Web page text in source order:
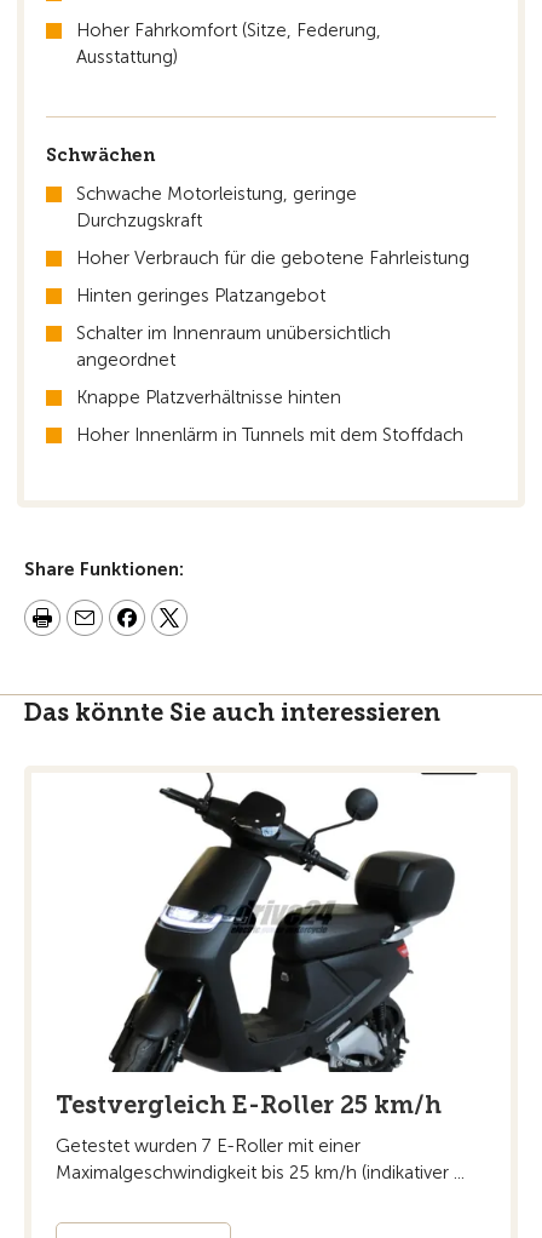
Hoher Fahrkomfort (Sitze, Federung,
Ausstattung)
Schwächen
Schwache Motorleistung, geringe
Durchzugskraft
Hoher Verbrauch für die gebotene Fahrleistung
Hinten geringes Platzangebot
Schalter im Innenraum unübersichtlich
angeordnet
Knappe Platzverhältnisse hinten
Hoher Innenlärm in Tunnels mit dem Stoffdach
Share Funktionen:
Das könnte Sie auch interessieren
Testvergleich E-Roller 25 km/h
Getestet wurden 7 E-Roller mit einer
Maximalgeschwindigkeit bis 25 km/h (indikativer ...